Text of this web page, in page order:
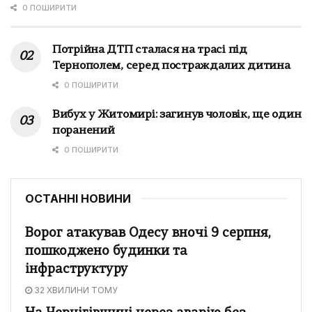
0 ПОШИРИТИ
Потрійна ДТП сталася на трасі під
Тернополем, серед постраждалих дитина
0 ПОШИРИТИ
Вибух у Житомирі: загинув чоловік, ще один
поранений
0 ПОШИРИТИ
ОСТАННІ НОВИНИ
Ворог атакував Одесу вночі 9 серпня,
пошкоджено будинки та
інфраструктуру
32 ХВИЛИНИ ТОМУ